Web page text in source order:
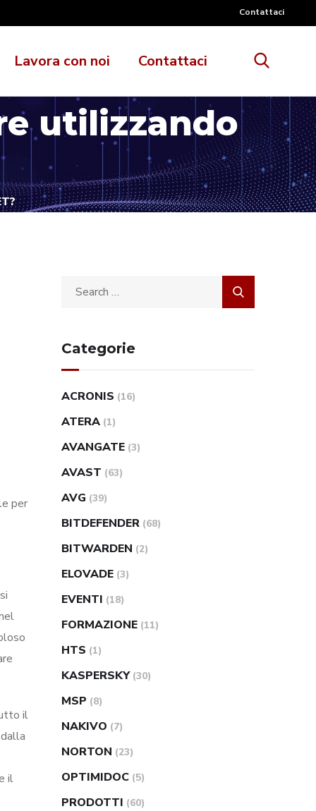
Contattaci
Lavora con noi Contattaci
utilizzando
per
il
il
Categorie
ACRONIS (16)
ATERA (1)
AVANGATE (3)
AVAST (63)
AVG (39)
BITDEFENDER (68)
BITWARDEN (2)
ELOVADE (3)
EVENTI (18)
FORMAZIONE (11)
HTS (1)
KASPERSKY (30)
MSP (8)
NAKIVO (7)
NORTON (23)
OPTIMIDOC (5)
PRODOTTI (60)